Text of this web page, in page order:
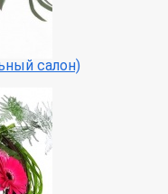
салон)